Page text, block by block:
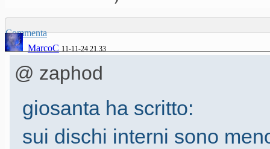
Commenta
MarcoC 11-11-24 21.33
@ zaphod
giosanta ha scritto:
sui dischi interni sono